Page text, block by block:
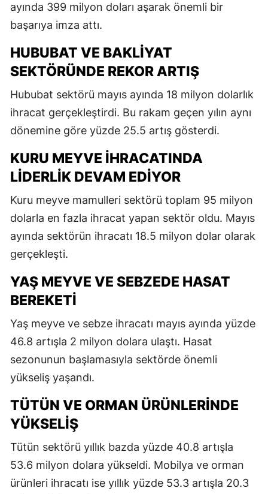
ayında 399 milyon doları aşarak önemli bir
başarıya imza attı.
HUBUBAT VE BAKLIYAT
SEKTÖRÜNDE REKOR ARTIŞ
Hububat sektörü mayıs ayında 18 milyon dolarlık
ihracat gerçekleştirdi. Bu rakam geçen yılın aynı
dönemine göre yüzde 25.5 artış gösterdi.
KURU MEYVE İHRACATINDA
LIDERLIK DEVAM EDIYOR
Kuru meyve mamulleri sektörü toplam 95 milyon
dolarla en fazla ihracat yapan sektör oldu. Mayıs
ayında sektörün ihracatı 18.5 milyon dolar olarak
gerçekleşti.
YAŞ MEYVE VE SEBZEDE HASAT
BEREKETI
Yaş meyve ve sebze ihracatı mayıs ayında yüzde
46.8 artışla 2 milyon dolara ulaştı. Hasat
sezonunun başlamasıyla sektörde önemli
yükseliş yaşandı.
TÜTÜN VE ORMAN ÜRÜNLERINDE
YÜKSELIŞ
Tütün sektörü yıllık bazda yüzde 40.8 artışla
53.6 milyon dolara yükseldi. Mobilya ve orman
ürünleri ihracatı ise yıllık yüzde 53.3 artışla 20.3